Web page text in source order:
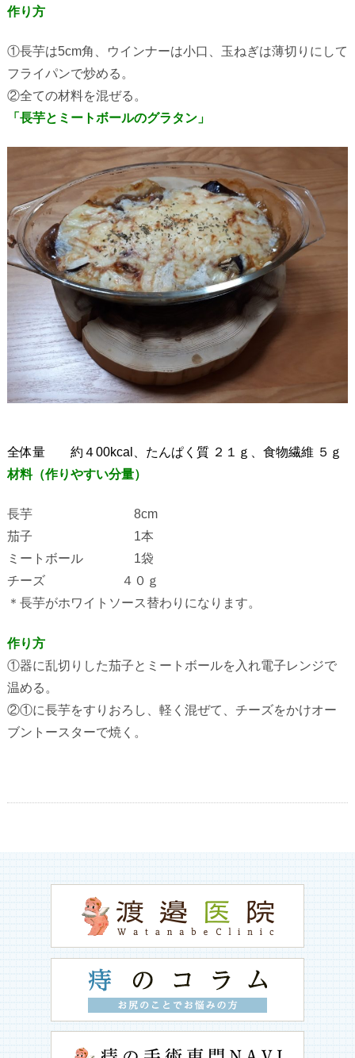
作り方
①長芋は5cm角、ウインナーは小口、玉ねぎは薄切りにして
フライパンで炒める。
②全ての材料を混ぜる。
「長芋とミートボールのグラタン」
全体量 約４00kcal
、たんぱく質 ２１ｇ、食物繊維 ５ｇ
材料（作りやすい分量）
長芋 8cm
茄子 1本
ミートボール 1袋
チーズ ４０ｇ
＊長芋がホワイトソース替わりになります。
作り方
①器に乱切りした茄子とミートボールを入れ電子レンジで
温める。
②①に長芋をすりおろし、軽く混ぜて、チーズをかけオー
ブントースターで焼く。